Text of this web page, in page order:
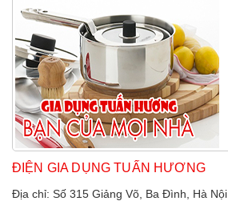
ĐIỆN GIA DỤNG TUẤN HƯƠNG
Địa chỉ: Số 315 Giảng Võ, Ba Đình, Hà Nội